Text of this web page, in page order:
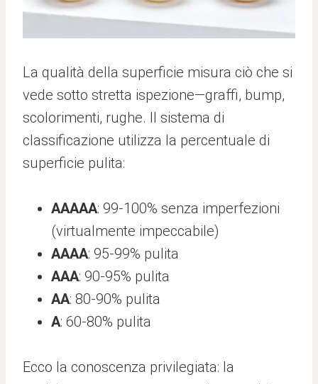
La qualità della superficie misura ciò che si
vede sotto stretta ispezione—graffi, bump,
scolorimenti, rughe. Il sistema di
classificazione utilizza la percentuale di
superficie pulita:
AAAAA: 99-100% senza imperfezioni
(virtualmente impeccabile)
AAAA: 95-99% pulita
AAA: 90-95% pulita
AA: 80-90% pulita
A: 60-80% pulita
Ecco la conoscenza privilegiata: la